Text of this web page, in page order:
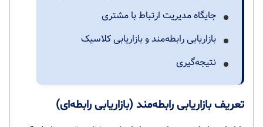
جایگاه مدیریت ارتباط با مشتری
بازاریابی رابطه‌مند و بازاریابی کلاسیک
نتیجه‌گیری
تعریف بازاریابی رابطه‌مند (بازاریابی رابطه‌ای)